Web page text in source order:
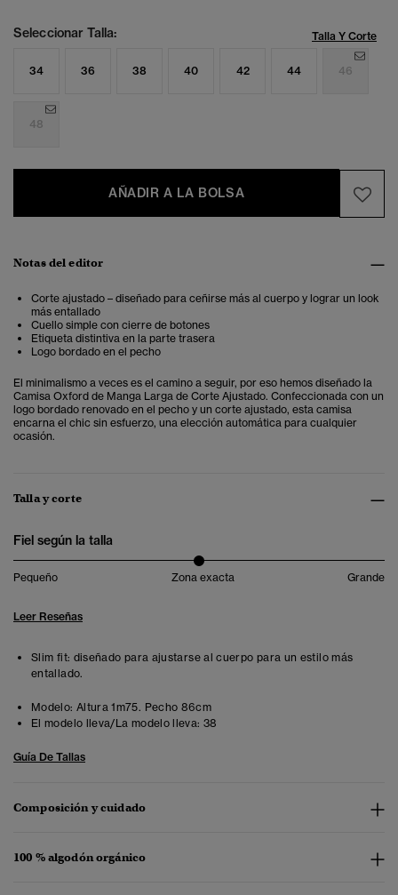
Seleccionar Talla: Talla Y Corte
34 36 38 40 42 44 46
48
AÑADIR A LA BOLSA
Notas del editor
Corte ajustado – diseñado para ceñirse más al cuerpo y lograr un look
más entallado
Cuello simple con cierre de botones
Etiqueta distintiva en la parte trasera
Logo bordado en el pecho
El minimalismo a veces es el camino a seguir, por eso hemos diseñado la
Camisa Oxford de Manga Larga de Corte Ajustado. Confeccionada con un
logo bordado renovado en el pecho y un corte ajustado, esta camisa
encarna el chic sin esfuerzo, una elección automática para cualquier
ocasión.
Talla y corte
Fiel según la talla
Pequeño Zona exacta Grande
Leer Reseñas
Slim fit: diseñado para ajustarse al cuerpo para un estilo más
entallado.
Modelo: Altura 1m75. Pecho 86cm
El modelo lleva/La modelo lleva: 38
Guía De Tallas
Composición y cuidado
100 % algodón orgánico